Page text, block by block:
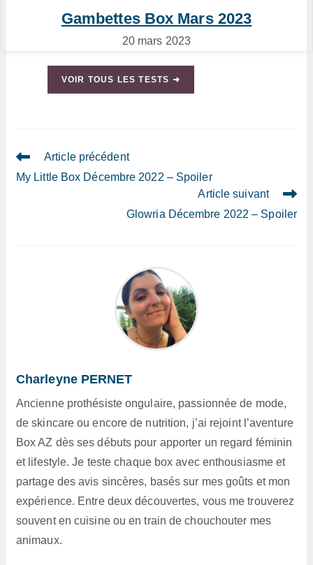
Gambettes Box Mars 2023
20 mars 2023
VOIR TOUS LES TESTS ➜
Read
articles
Article précédent
My Little Box Décembre 2022 – Spoiler
Article suivant
Glowria Décembre 2022 – Spoiler
Charleyne PERNET
Ancienne prothésiste ongulaire, passionnée de mode,
de skincare ou encore de nutrition, j’ai rejoint l’aventure
Box AZ dès ses débuts pour apporter un regard féminin
et lifestyle. Je teste chaque box avec enthousiasme et
partage des avis sincères, basés sur mes goûts et mon
expérience. Entre deux découvertes, vous me trouverez
souvent en cuisine ou en train de chouchouter mes
animaux.